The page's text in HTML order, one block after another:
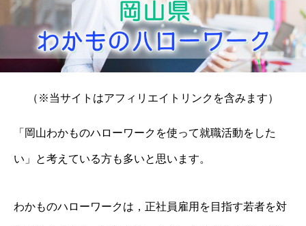
（※当サイトはアフィリエイトリンクを含みます）
「岡山わかものハローワークを使って就職活動をした
い」と考えている方も多いと思います。
わかものハローワークは，正社員雇用を目指す若者を対